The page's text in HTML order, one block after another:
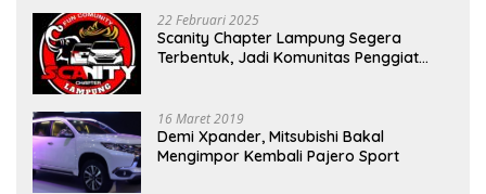
22 Februari 2025
Scanity Chapter Lampung Segera
Terbentuk, Jadi Komunitas Penggiat
16 Maret 2019
Demi Xpander, Mitsubishi Bakal
Mengimpor Kembali Pajero Sport